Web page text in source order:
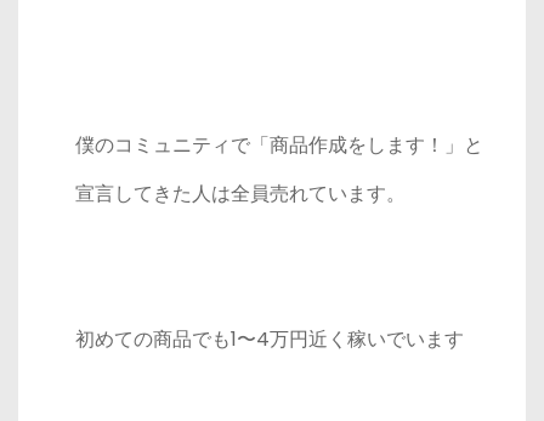
僕のコミュニティで「商品作成をします！」と
宣言してきた人は全員売れています。
初めての商品でも1〜4万円近く稼いでいます